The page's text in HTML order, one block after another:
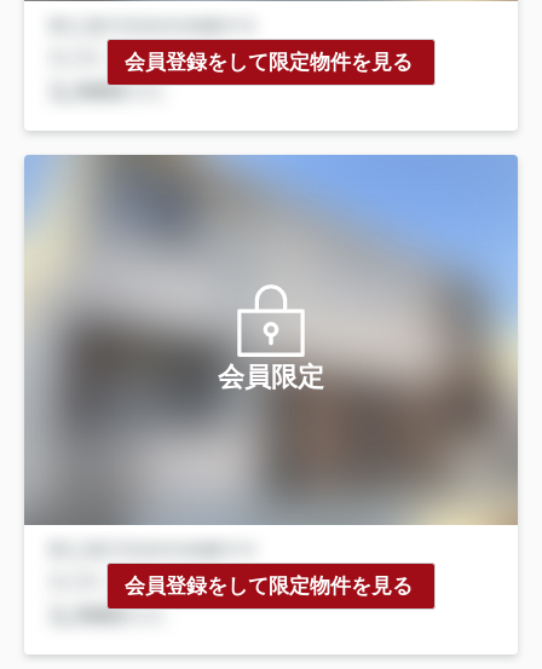
会員登録をして限定物件を見る
会員限定
会員登録をして限定物件を見る